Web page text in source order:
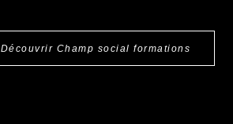
Découvrir Champ social formations